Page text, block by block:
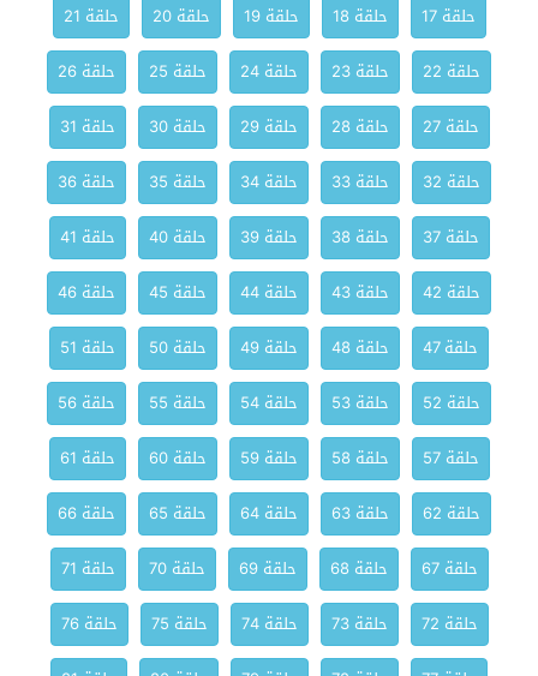
حلقة 17
حلقة 18 حلقة 19 حلقة 20
حلقة 21
حلقة 22
حلقة 23 حلقة 24 حلقة 25
حلقة 26
حلقة 27
حلقة 28 حلقة 29 حلقة 30
حلقة 31
حلقة 32
حلقة 33 حلقة 34 حلقة 35
حلقة 36
حلقة 37
حلقة 38 حلقة 39 حلقة 40
حلقة 41
حلقة 42
حلقة 43 حلقة 44 حلقة 45
حلقة 46
حلقة 47
حلقة 48 حلقة 49 حلقة 50
حلقة 51
حلقة 52
حلقة 53 حلقة 54 حلقة 55
حلقة 56
حلقة 57
حلقة 58 حلقة 59 حلقة 60
حلقة 61
حلقة 62
حلقة 63 حلقة 64 حلقة 65
حلقة 66
حلقة 67
حلقة 68 حلقة 69 حلقة 70
حلقة 71
حلقة 72
حلقة 73 حلقة 74 حلقة 75
حلقة 76